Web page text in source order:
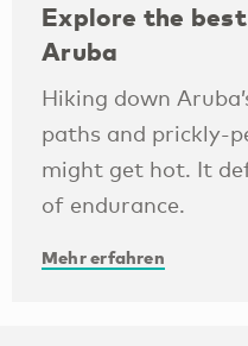
Explore the
Aruba
Hiking down
paths and prickly-
might get hot. It
of endurance.
Mehr erfahren